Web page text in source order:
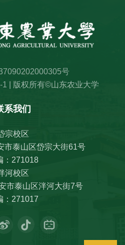
号
1 | 版权所有©山东农业大学
系我们
宗校区
市泰山区岱宗大街61号
：271018
河校区
市泰山区泮河大街7号
：271017